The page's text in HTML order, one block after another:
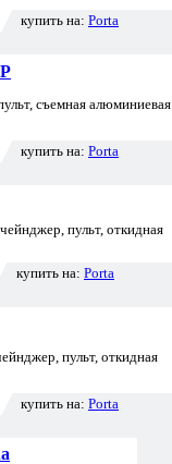
купить на: Porta
съемная алюминиевая
купить на: Porta
пульт, откидная
купить на: Porta
пульт, откидная
купить на: Porta